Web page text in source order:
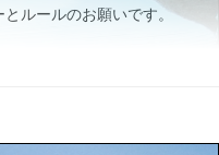
ルールのお願いです。